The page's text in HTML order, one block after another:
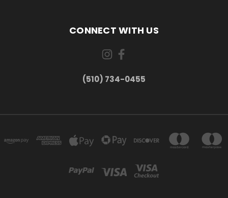
CONNECT WITH US
(510) 734-0455